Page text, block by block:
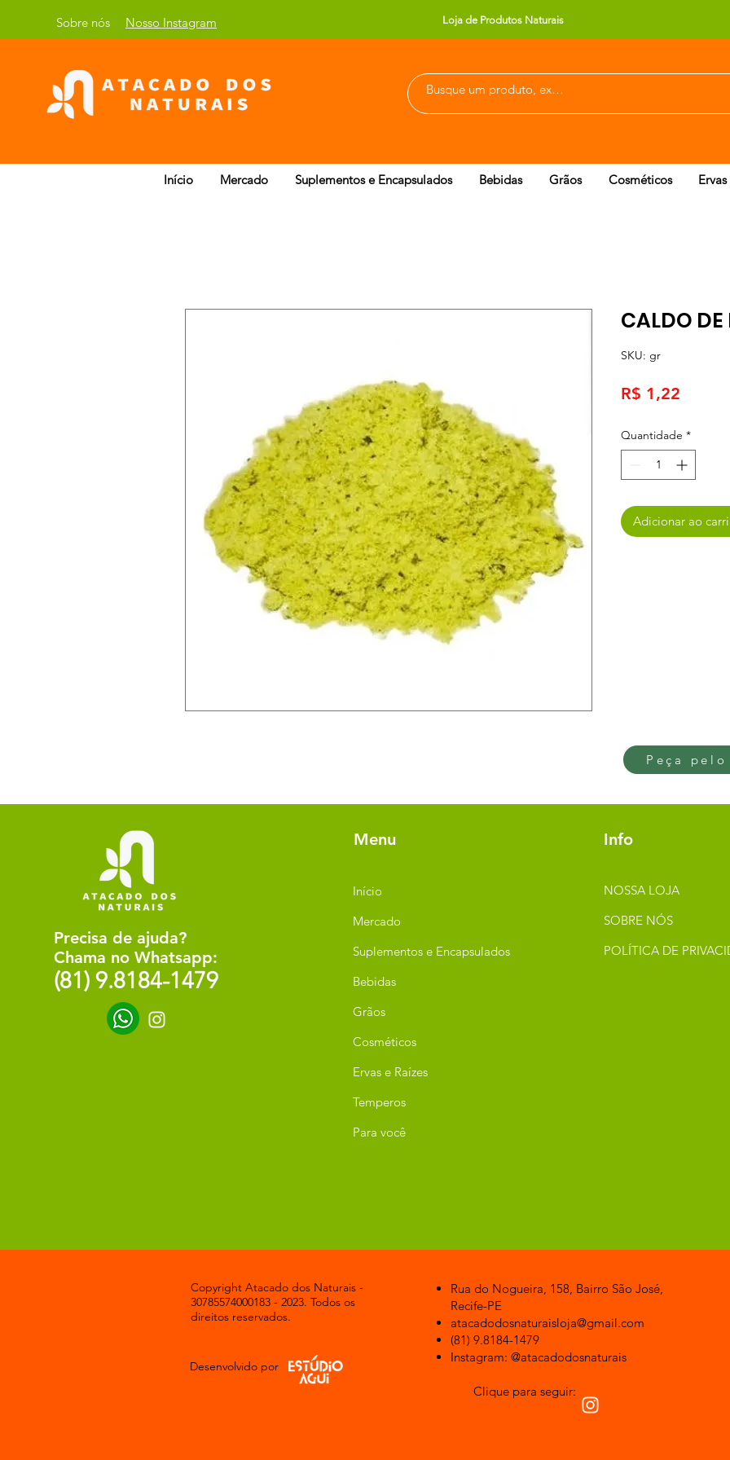
Sobre nós Nosso Instagram Loja de Produtos Naturais
Início Mercado Suplementos e Encapsulados Bebidas Grãos Cosméticos
CALDO
SKU: gr
R$ 1,22
Quantidade *
Adicionar ao
Peça
Precisa de ajuda?
Chama no Whatsapp:
(81) 9.8184-1479
Menu
Início
Mercado
Suplementos e Encapsulados
Bebidas
Grãos
Cosméticos
Ervas e Raízes
Temperos
Para você
Info
NOSSA LOJA
SOBRE NÓS
POLÍTICA DE
Copyright Atacado dos Naturais -
30785574000183 - 2023. Todos os
direitos reservados.
Desenvolvido por
Rua do Nogueira, 158, Bairro São José,
Recife-PE
atacadodosnaturaisloja@gmail.com
(81) 9.8184-1479
Instagram: @atacadodosnaturais
Clique para seguir: